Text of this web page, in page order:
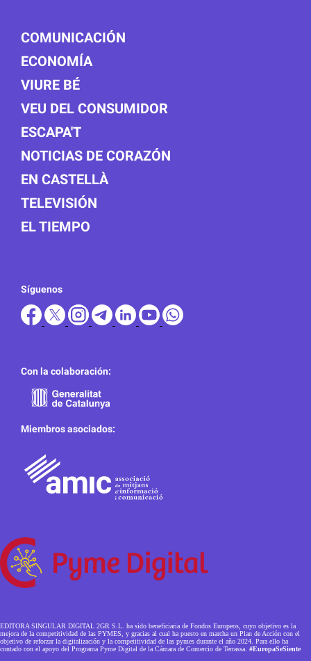
COMUNICACIÓN
ECONOMÍA
VIURE BÉ
VEU DEL CONSUMIDOR
ESCAPA'T
NOTICIAS DE CORAZÓN
EN CASTELLÀ
TELEVISIÓN
EL TIEMPO
Síguenos
Con la colaboración:
Miembros asociados:
EDITORA SINGULAR DIGITAL 2GR S.L. ha sido beneficiaria de Fondos Europeos, cuyo objetivo es la
mejora de la competitividad de las PYMES, y gracias al cual ha puesto en marcha un Plan de Acción con el
objetivo de reforzar la digitalización y la competitividad de las pymes durante el año 2024. Para ello ha
contado con el apoyo del Programa Pyme Digital de la Cámara de Comercio de Terrassa. #EuropaSeSiente